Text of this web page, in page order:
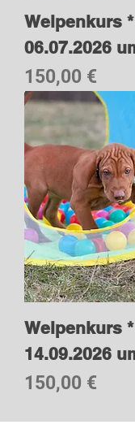
Welpenkurs
06.07.2026
Preis
150,00 €
Welpenkurs
14.09.2026
Preis
150,00 €